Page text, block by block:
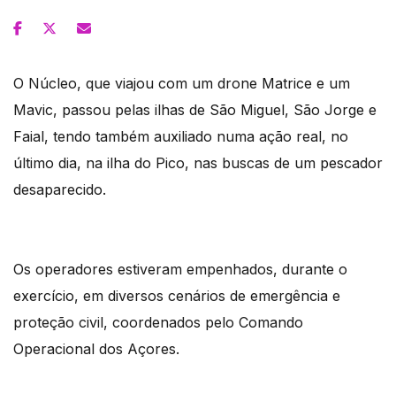
O Núcleo, que viajou com um drone Matrice e um
Mavic, passou pelas ilhas de São Miguel, São Jorge e
Faial, tendo também auxiliado numa ação real, no
último dia, na ilha do Pico, nas buscas de um pescador
desaparecido.
Os operadores estiveram empenhados, durante o
exercício, em diversos cenários de emergência e
proteção civil, coordenados pelo Comando
Operacional dos Açores.